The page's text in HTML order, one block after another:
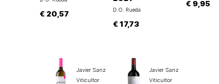
€ 20,57 D.O. Rueda
€ 17,73
€ 9,95
Javier Sanz
Viticultor
Javier Sanz
Viticultor